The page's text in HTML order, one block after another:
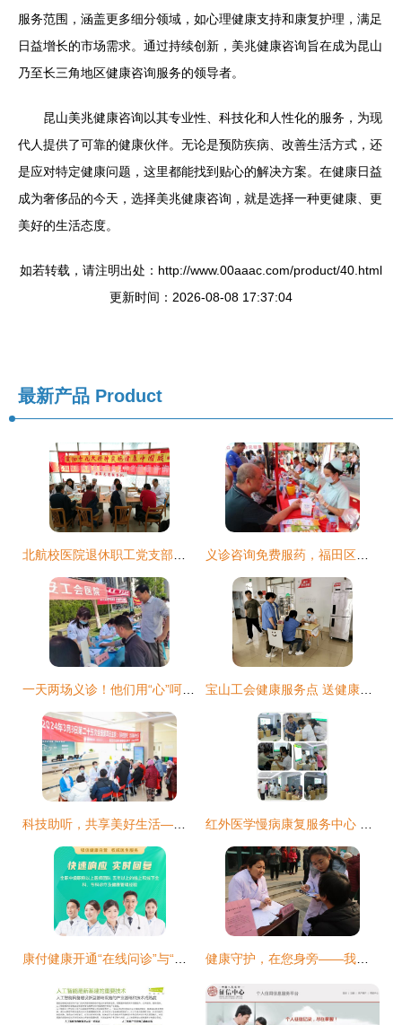
服务范围，涵盖更多细分领域，如心理健康支持和康复护理，满足
日益增长的市场需求。通过持续创新，美兆健康咨询旨在成为昆山
乃至长三角地区健康咨询服务的领导者。
昆山美兆健康咨询以其专业性、科技化和人性化的服务，为现
代人提供了可靠的健康伙伴。无论是预防疾病、改善生活方式，还
是应对特定健康问题，这里都能找到贴心的解决方案。在健康日益
成为奢侈品的今天，选择美兆健康咨询，就是选择一种更健康、更
美好的生活态度。
如若转载，请注明出处：http://www.00aaac.com/product/40.html
更新时间：2026-08-08 17:37:04
最新产品 Product